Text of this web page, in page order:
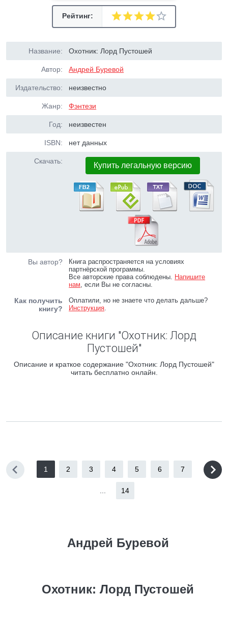
Рейтинг:
Название: Охотник: Лорд Пустошей
Автор: Андрей Буревой
Издательство: неизвестно
Жанр: Фэнтези
Год: неизвестен
ISBN: нет данных
Скачать: Купить легальную версию
Вы автор?
Книга распространяется на условиях
партнёрской программы.
Все авторские права соблюдены. Напишите
нам, если Вы не согласны.
Как получить
книгу?
Оплатили, но не знаете что делать дальше?
Инструкция.
Описание книги "Охотник: Лорд
Пустошей"
Описание и краткое содержание "Охотник: Лорд Пустошей"
читать бесплатно онлайн.
1 2 3 4 5 6 7
14
Андрей Буревой
Охотник: Лорд Пустошей